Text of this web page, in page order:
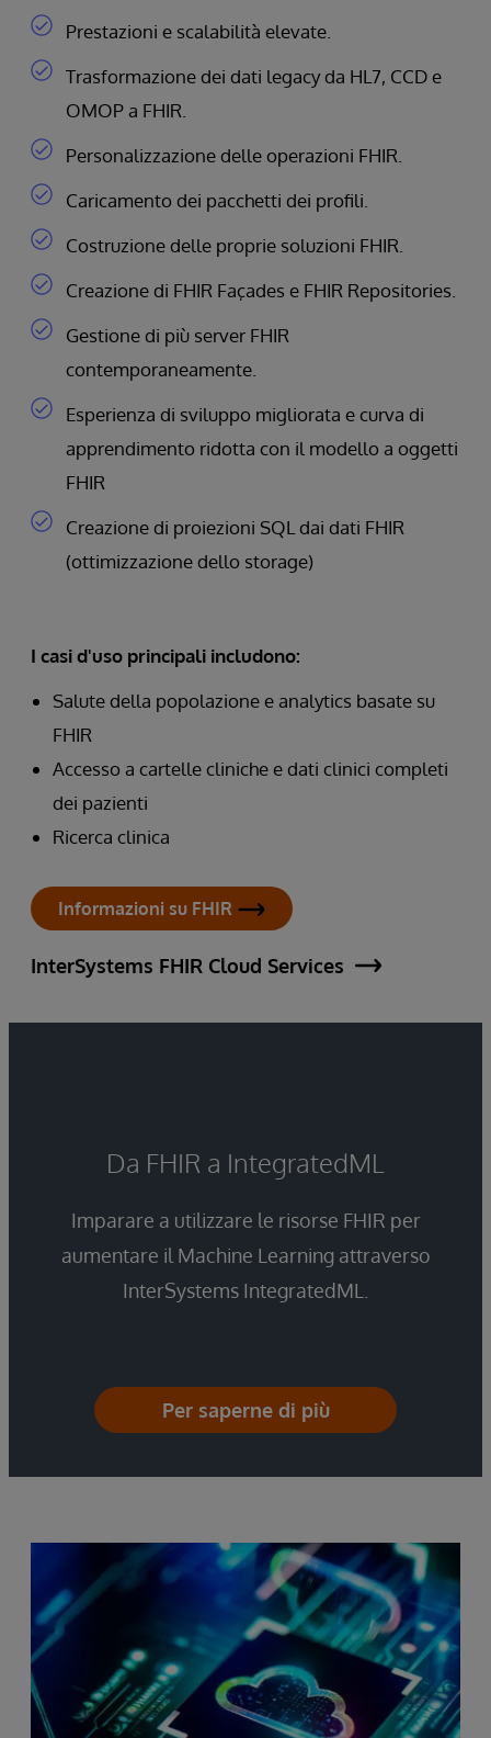
Prestazioni e scalabilità elevate.
Trasformazione dei dati legacy da HL7, CCD e
OMOP a FHIR.
Personalizzazione delle operazioni FHIR.
Caricamento dei pacchetti dei profili.
Costruzione delle proprie soluzioni FHIR.
Creazione di FHIR Façades e FHIR Repositories.
Gestione di più server FHIR
contemporaneamente.
Esperienza di sviluppo migliorata e curva di
apprendimento ridotta con il modello a oggetti
FHIR
Creazione di proiezioni SQL dai dati FHIR
(ottimizzazione dello storage)
I casi d'uso principali includono:
Salute della popolazione e analytics basate su
FHIR
Accesso a cartelle cliniche e dati clinici completi
dei pazienti
Ricerca clinica
Informazioni su FHIR
InterSystems FHIR Cloud Services
Da FHIR a IntegratedML
Imparare a utilizzare le risorse FHIR per
aumentare il Machine Learning attraverso
InterSystems IntegratedML.
Per saperne di più